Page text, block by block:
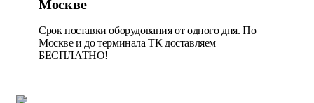
Москве
Срок поставки оборудования от одного дня. По
Москве и до терминала ТК доставляем
БЕСПЛАТНО!